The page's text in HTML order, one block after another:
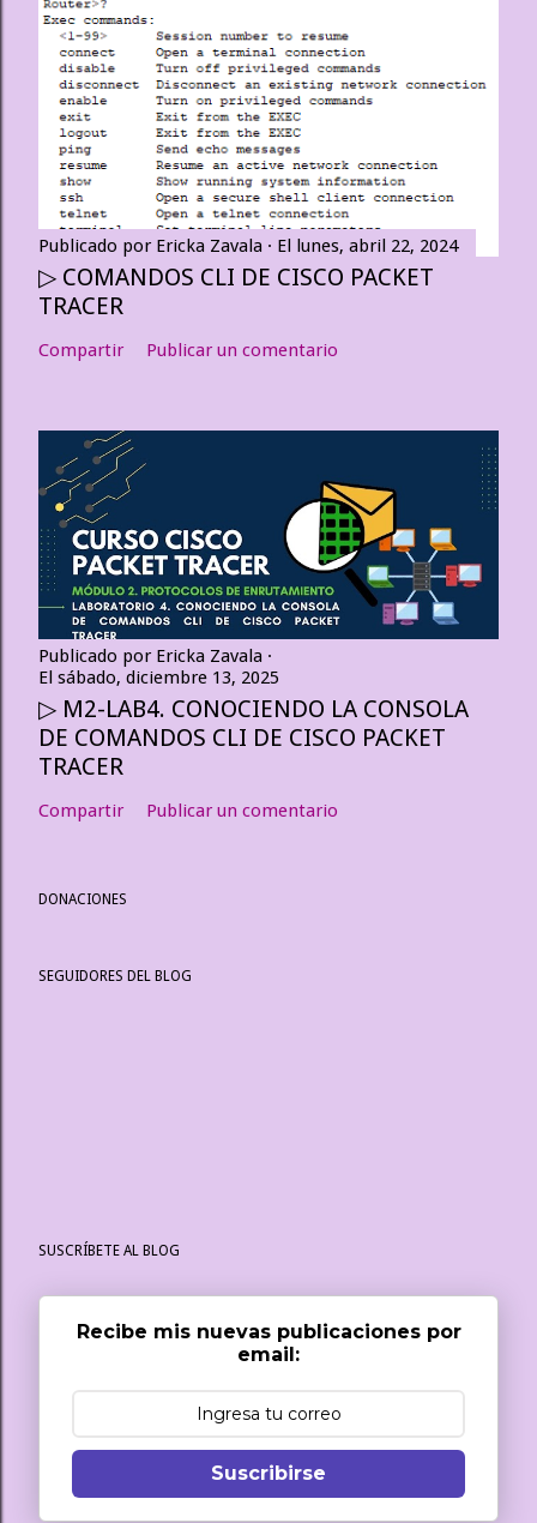
Publicado por Ericka Zavala El lunes, abril 22, 2024
▷ COMANDOS CLI DE CISCO PACKET
TRACER
Compartir Publicar un comentario
Publicado por Ericka Zavala
El sábado, diciembre 13, 2025
▷ M2-LAB4. CONOCIENDO LA CONSOLA
DE COMANDOS CLI DE CISCO PACKET
TRACER
Compartir Publicar un comentario
DONACIONES
SEGUIDORES DEL BLOG
SUSCRÍBETE AL BLOG
Recibe mis nuevas publicaciones por
email:
Suscribirse